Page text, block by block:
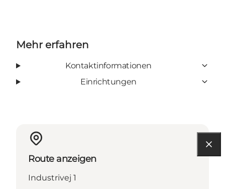
Mehr erfahren
Kontaktinformationen
Einrichtungen
Route anzeigen
Industrivej 1